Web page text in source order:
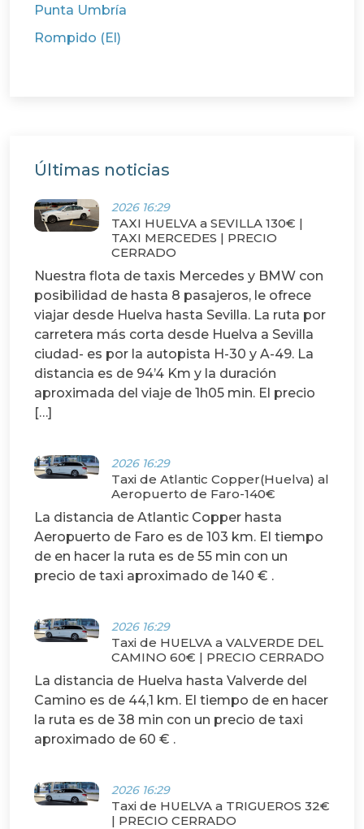
Punta Umbría
Rompido (El)
Últimas noticias
2026 16:29
TAXI HUELVA a SEVILLA 130€ |
TAXI MERCEDES | PRECIO
CERRADO
Nuestra flota de taxis Mercedes y BMW con
posibilidad de hasta 8 pasajeros, le ofrece
viajar desde Huelva hasta Sevilla. La ruta por
carretera más corta desde Huelva a Sevilla
ciudad- es por la autopista H-30 y A-49. La
distancia es de 94’4 Km y la duración
aproximada del viaje de 1h05 min. El precio
[…]
2026 16:29
Taxi de Atlantic Copper(Huelva) al
Aeropuerto de Faro-140€
La distancia de Atlantic Copper hasta
Aeropuerto de Faro es de 103 km. El tiempo
de en hacer la ruta es de 55 min con un
precio de taxi aproximado de 140 € .
2026 16:29
Taxi de HUELVA a VALVERDE DEL
CAMINO 60€ | PRECIO CERRADO
La distancia de Huelva hasta Valverde del
Camino es de 44,1 km. El tiempo de en hacer
la ruta es de 38 min con un precio de taxi
aproximado de 60 € .
2026 16:29
Taxi de HUELVA a TRIGUEROS 32€
| PRECIO CERRADO